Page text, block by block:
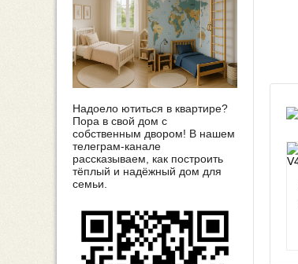
Надоело ютиться в квартире?
Пора в свой дом с
собственным двором! В нашем
телеграм-канале
рассказываем, как построить
тёплый и надёжный дом для
семьи.